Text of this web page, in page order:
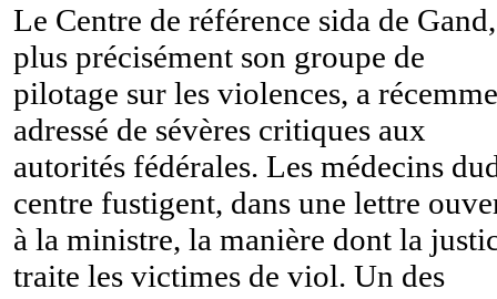
Le Centre de référence sida de Gand,
plus précisément son groupe de
pilotage sur les violences, a
adressé de sévères critiques aux
autorités fédérales. Les médecins
centre fustigent, dans une lettre
à la ministre, la manière dont la
traite les victimes de viol. Un des